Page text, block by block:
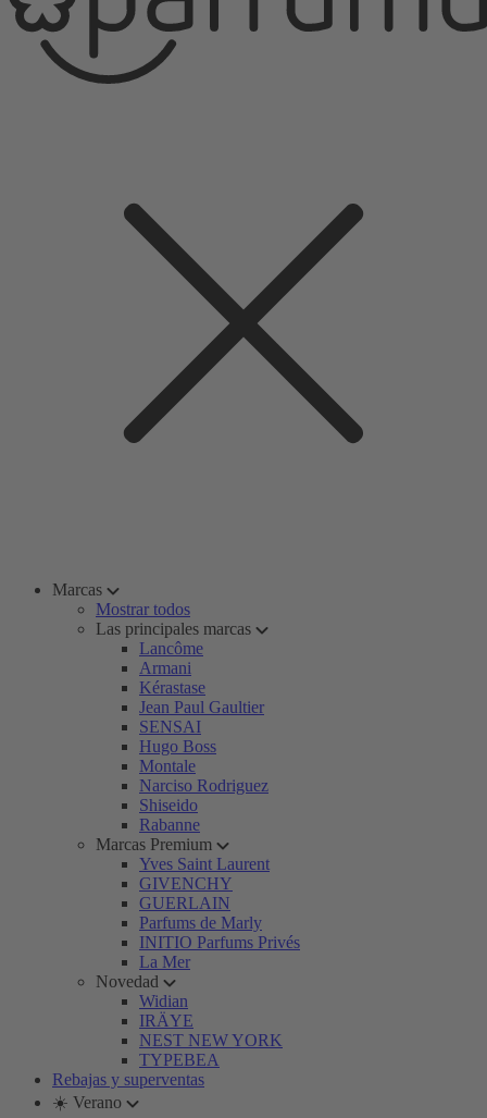
Marcas
Mostrar todos
Las principales marcas
Lancôme
Armani
Kérastase
Jean Paul Gaultier
SENSAI
Hugo Boss
Montale
Narciso Rodriguez
Shiseido
Rabanne
Marcas Premium
Yves Saint Laurent
GIVENCHY
GUERLAIN
Parfums de Marly
INITIO Parfums Privés
La Mer
Novedad
Widian
IRÄYE
NEST NEW YORK
TYPEBEA
Rebajas y superventas
☀️ Verano